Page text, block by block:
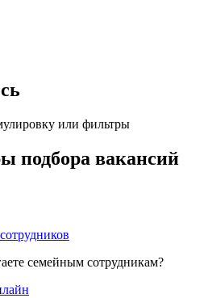
или фильтры
подбора вакансий
семейным сотрудникам?